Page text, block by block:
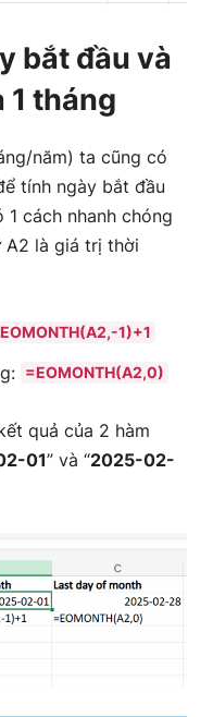
bắt đầu và
1 tháng
năm) ta cũng có
tính ngày bắt đầu
cách nhanh chóng
A2 là giá trị thời
1)+1
=EOMONTH(A2,0)
quả của 2 hàm
01” và “2025-02-